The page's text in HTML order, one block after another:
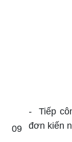
09
-
Tiếp
đơn kiến